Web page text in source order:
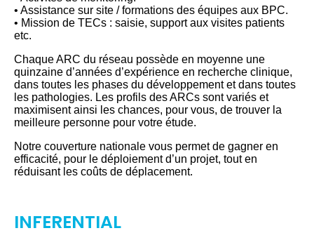
• Assistance sur site / formations des équipes aux BPC.
• Mission de TECs : saisie, support aux visites patients
etc.
Chaque ARC du réseau possède en moyenne une
quinzaine d’années d’expérience en recherche clinique,
dans toutes les phases du développement et dans toutes
les pathologies. Les profils des ARCs sont variés et
maximisent ainsi les chances, pour vous, de trouver la
meilleure personne pour votre étude.
Notre couverture nationale vous permet de gagner en
efficacité, pour le déploiement d’un projet, tout en
réduisant les coûts de déplacement.
INFERENTIAL